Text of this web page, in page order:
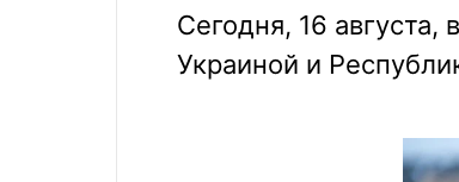
Сегодня, 16
Украиной и